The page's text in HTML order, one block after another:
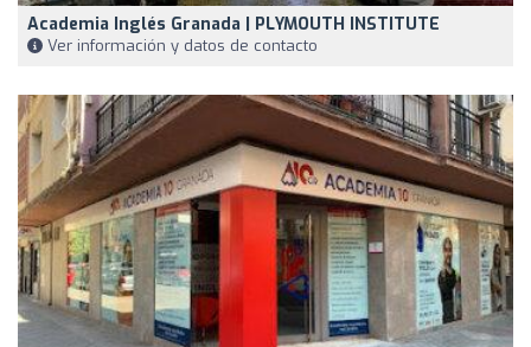
Academia Inglés Granada | PLYMOUTH INSTITUTE
Ver información y datos de contacto